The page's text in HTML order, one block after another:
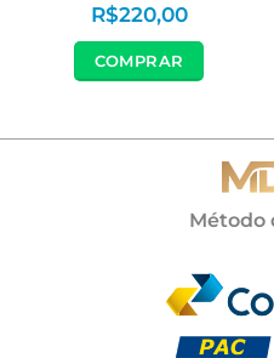
R$220,00
COMPRAR
Método